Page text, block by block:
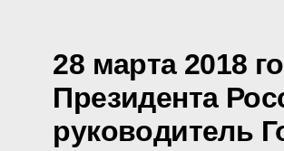
28 марта 2018
Президента
руководитель